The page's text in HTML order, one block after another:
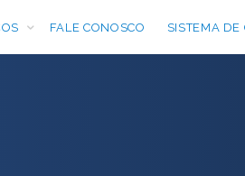
FALE CONOSCO SISTEMA